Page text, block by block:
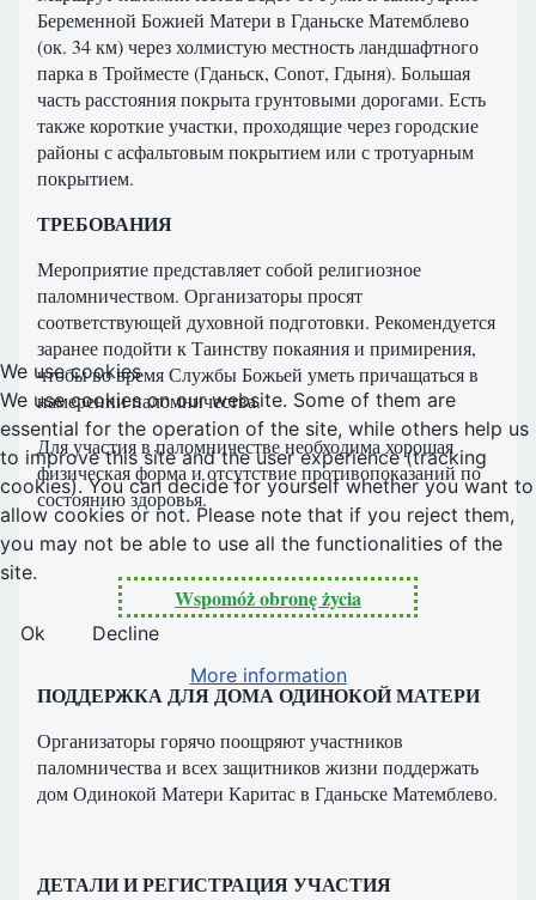
Беременной Божией Матери в Гданьске Матемблево
(ок. 34 км) через холмистую местность ландшафтного
парка в Тройместе (Гданьск, Соnот, Гдыня). Большая
часть расстояния покрыта грунтовыми дорогами. Есть
также короткие участки, проходящие через городские
районы с асфальтовым покрытием или с тротуарным
покрытием.
ТРЕБОВАНИЯ
Мероприятие представляет собой религиозное
паломничеством. Организаторы просят
соответствующей духовной подготовки. Рекомендуется
заранее подойти к Таинству покаяния и примирения,
чтобы во время Службы Божьей уметь причащаться в
намерении паломничества.
Для участия в паломничестве необходима хорошая
физическая форма и отсутствие противопоказаний по
состоянию здоровья.
Wspomóż obronę życia
ПОДДЕРЖКА ДЛЯ ДОМА ОДИНОКОЙ МАТЕРИ
Организаторы горячо поощряют участников
паломничества и всех защитников жизни поддержать
дом Одинокой Матери Каритас в Гданьске Матемблево.
ДЕТАЛИ И РЕГИСТРАЦИЯ УЧАСТИЯ
We use cookies
We use cookies on our website. Some of them are
essential for the operation of the site, while others help us
to improve this site and the user experience (tracking
cookies). You can decide for yourself whether you want to
allow cookies or not. Please note that if you reject them,
you may not be able to use all the functionalities of the
site.
Ok
Decline
More information